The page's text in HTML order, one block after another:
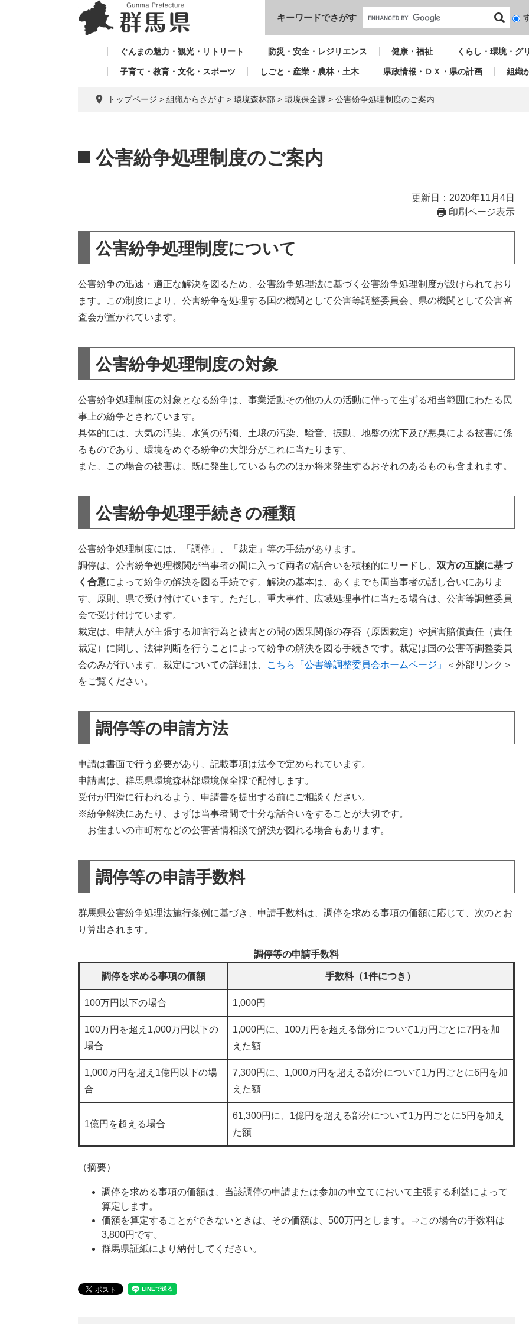
本文へ
キーワードでさがす
検
対
ぐんまの魅力・観光・リトリート 防災・安全・レジリエンス 健康・福祉 くらし・環境・グ
子育て・教育・文化・スポーツ しごと・産業・農林・土木 県政情報・ＤＸ・県の計画 組織
トップページ > 組織からさがす > 環境森林部 > 環境保全課 > 公害紛争処理制度のご案内
文
公害紛争処理制度のご案内
更新日：2020年11月4日
印刷ページ表示
公害紛争処理制度について
公害紛争の迅速・適正な解決を図るため、公害紛争処理法に基づく公害紛争処理制度が設けられており
ます。この制度により、公害紛争を処理する国の機関として公害等調整委員会、県の機関として公害審
査会が置かれています。
公害紛争処理制度の対象
公害紛争処理制度の対象となる紛争は、事業活動その他の人の活動に伴って生ずる相当範囲にわたる民
事上の紛争とされています。
具体的には、大気の汚染、水質の汚濁、土壌の汚染、騒音、振動、地盤の沈下及び悪臭による被害に係
るものであり、環境をめぐる紛争の大部分がこれに当たります。
また、この場合の被害は、既に発生しているもののほか将来発生するおそれのあるものも含まれます。
公害紛争処理手続きの種類
公害紛争処理制度には、「調停」、「裁定」等の手続があります。
調停は、公害紛争処理機関が当事者の間に入って両者の話合いを積極的にリードし、 双方の互譲に基づ
く合意によって紛争の解決を図る手続です。解決の基本は、あくまでも両当事者の話し合いにありま
す。原則、県で受け付けています。ただし、重大事件、広域処理事件に当たる場合は、公害等調整委員
会で受け付けています。
裁定は、申請人が主張する加害行為と被害との間の因果関係の存否（原因裁定）や損害賠償責任（責任
裁定）に関し、法律判断を行うことによって紛争の解決を図る手続きです。裁定は国の公害等調整委員
会のみが行います。裁定についての詳細は、
こちら「公害等調整委員会ホームページ」
＜外部リンク＞
をご覧ください。
調停等の申請方法
申請は書面で行う必要があり、記載事項は法令で定められています。
申請書は、群馬県環境森林部環境保全課で配付します。
受付が円滑に行われるよう、申請書を提出する前にご相談ください。
※紛争解決にあたり、まずは当事者間で十分な話合いをすることが大切です。
お住まいの市町村などの公害苦情相談で解決が図れる場合もあります。
調停等の申請手数料
群馬県公害紛争処理法施行条例に基づき、申請手数料は、調停を求める事項の価額に応じて、次のとお
り算出されます。
調停等の申請手数料
調停を求める事項の価額 手数料（1件につき）
100万円以下の場合 1,000円
100万円を超え1,000万円以下の
場合
1,000円に、100万円を超える部分について1万円ごとに7円を加
えた額
1,000万円を超え1億円以下の場
合
7,300円に、1,000万円を超える部分について1万円ごとに6円を加
えた額
1億円を超える場合
61,300円に、1億円を超える部分について1万円ごとに5円を加え
た額
（摘要）
調停を求める事項の価額は、当該調停の申請または参加の申立てにおいて主張する利益によって
算定します。
価額を算定することができないときは、その価額は、500万円とします。⇒この場合の手数料は
3,800円です。
群馬県証紙により納付してください。